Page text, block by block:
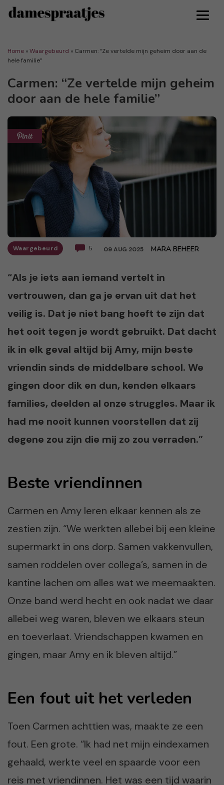
Home »Waargebeurd » Carmen: “Ze vertelde mijn geheim door aan de
hele familie”
Carmen: “Ze vertelde mijn geheim
door aan de hele familie”
Waargebeurd 5 09 AUG 2025 MARA BEHEER
“Als je iets aan iemand vertelt in
vertrouwen, dan ga je ervan uit dat het
veilig is. Dat je niet bang hoeft te zijn dat
het ooit tegen je wordt gebruikt. Dat dacht
ik in elk geval altijd bij Amy, mijn beste
vriendin sinds de middelbare school. We
gingen door dik en dun, kenden elkaars
families, deelden al onze struggles. Maar ik
had me nooit kunnen voorstellen dat zij
degene zou zijn die mij zo zou verraden.”
Beste vriendinnen
Carmen en Amy leren elkaar kennen als ze
zestien zijn. “We werkten allebei bij een kleine
supermarkt in ons dorp. Samen vakkenvullen,
samen roddelen over collega’s, samen in de
kantine lachen om alles wat we meemaakten.
Onze band werd hecht en ook nadat we daar
allebei weg waren, bleven we elkaars steun
en toeverlaat. Vriendschappen kwamen en
gingen, maar Amy en ik bleven altijd.”
Een fout uit het verleden
Toen Carmen achttien was, maakte ze een
fout. Een grote. “Ik had net mijn eindexamen
gehaald, werkte veel en spaarde voor een
reis met vriendinnen. Het was een tijd waarin